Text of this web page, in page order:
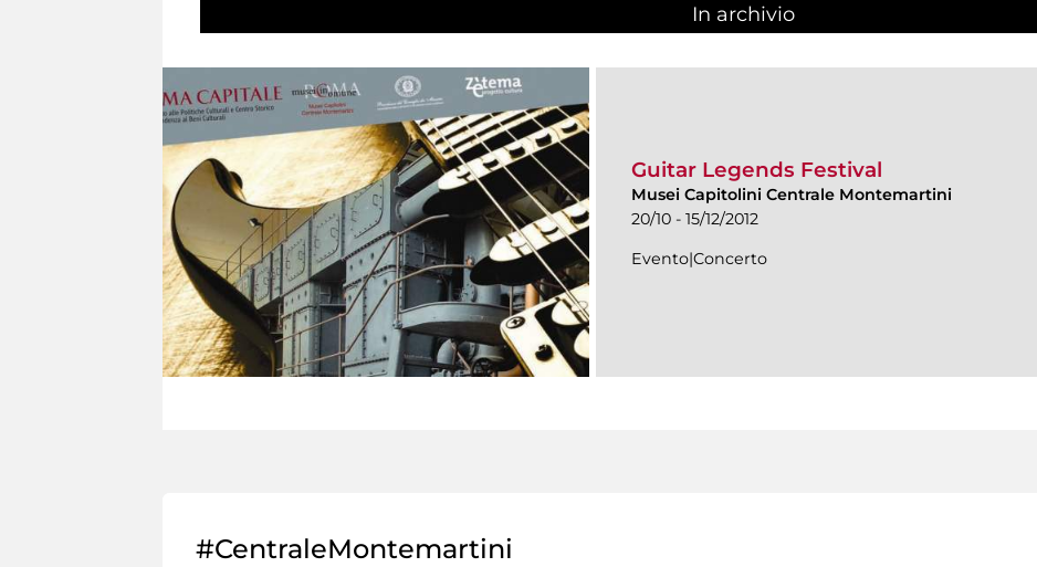
In archivio
Guitar Legends Festival
Musei Capitolini Centrale Montemartini
20/10 - 15/12/2012
Evento|Concerto
#CentraleMontemartini